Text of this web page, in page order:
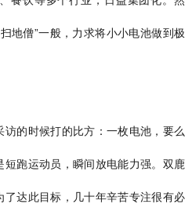
地僧”一般，力求将小小电池做到极
的时候打的比方：一枚电池，要么
跑运动员，瞬间放电能力强。双鹿
达此目标，几十年辛苦专注很有必